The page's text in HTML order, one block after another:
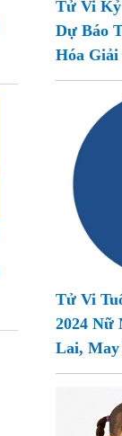
Tử Vi Kỷ
Dự Báo
Hóa
Tử Vi
2024 Nữ
Lai,